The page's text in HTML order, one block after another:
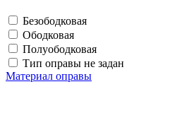
Безободковая
Ободковая
Полуободковая
Тип оправы не задан
Материал оправы